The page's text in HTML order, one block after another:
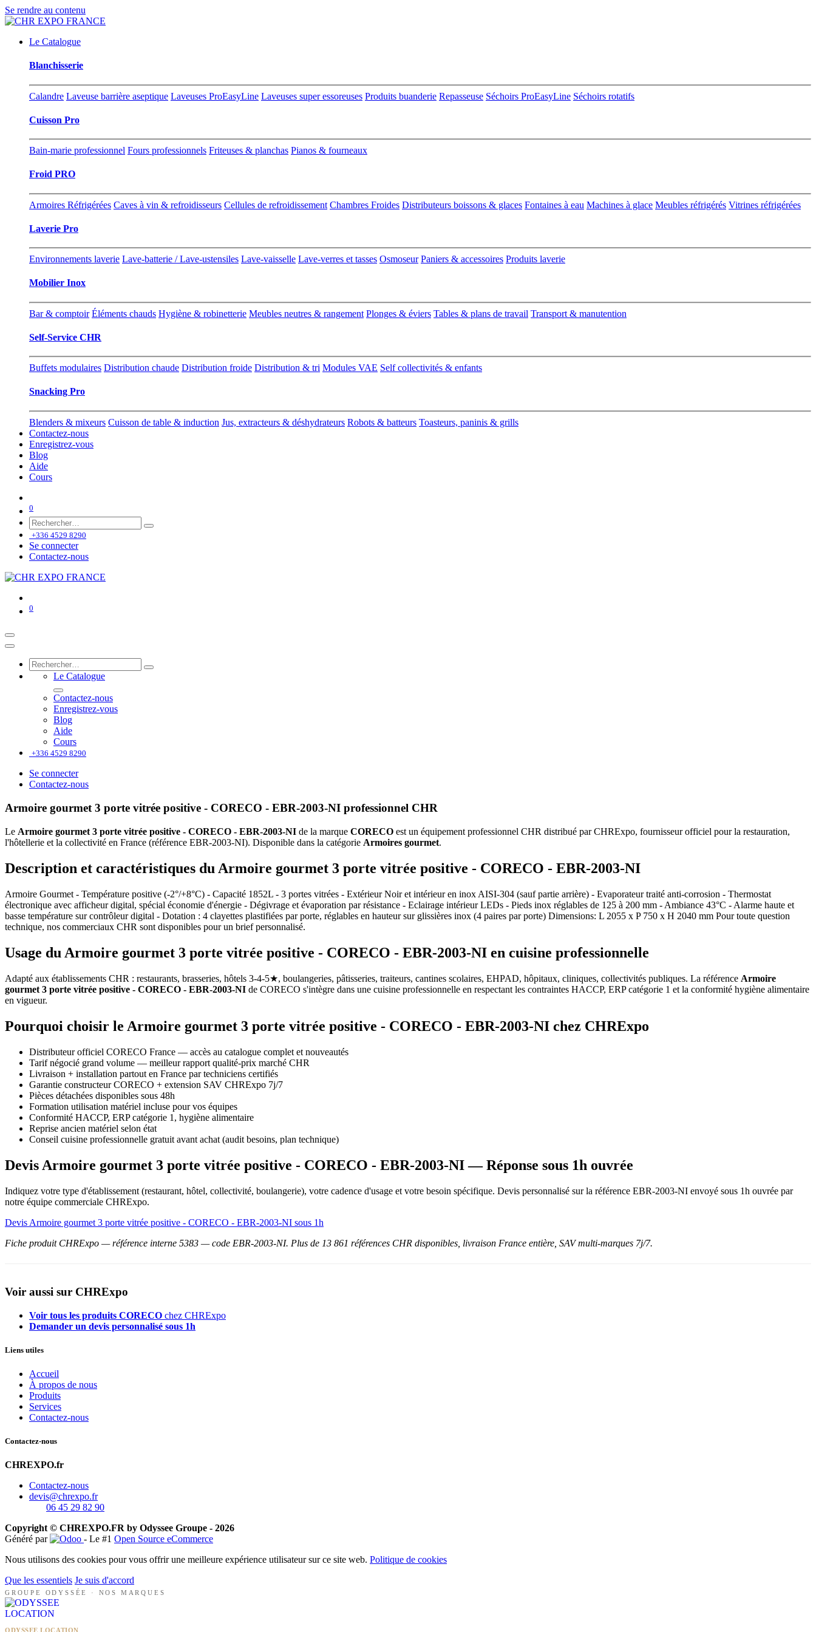
Se rendre au contenu
Le Catalogue
Blanchisserie
Calandre Laveuse barrière aseptique Laveuses ProEasyLine Laveuses super essoreuses Produits buanderie Repasseuse Séchoirs ProEasyLine Séchoirs rotatifs
Cuisson Pro
Bain-marie professionnel Fours professionnels Friteuses & planchas Pianos & fourneaux
Froid PRO
Armoires Réfrigérées Caves à vin & refroidisseurs Cellules de refroidissement Chambres Froides Distributeurs boissons & glaces Fontaines à eau Machines à glace Meubles réfrigérés Vitrines réfrigérées
Laverie Pro
Environnements laverie Lave-batterie / Lave-ustensiles Lave-vaisselle Lave-verres et tasses Osmoseur Paniers & accessoires Produits laverie
Mobilier Inox
Bar & comptoir Éléments chauds Hygiène & robinetterie Meubles neutres & rangement Plonges & éviers Tables & plans de travail Transport & manutention
Self-Service CHR
Buffets modulaires Distribution chaude Distribution froide Distribution & tri Modules VAE Self collectivités & enfants
Snacking Pro
Blenders & mixeurs Cuisson de table & induction Jus, extracteurs & déshydrateurs Robots & batteurs Toasteurs, paninis & grills
Contactez-nous
Enregistrez-vous
Blog
Aide
Cours
0
+336 4529 8290
Se connecter
Contactez-nous
0
Le Catalogue
Contactez-nous
Enregistrez-vous
Blog
Aide
Cours
+336 4529 8290
Se connecter
Contactez-nous
Armoire gourmet 3 porte vitrée positive - CORECO - EBR-2003-NI professionnel CHR
Le Armoire gourmet 3 porte vitrée positive - CORECO - EBR-2003-NI de la marque CORECO est un équipement professionnel CHR distribué par CHRExpo, fournisseur officiel pour la restauration,
l'hôtellerie et la collectivité en France (référence EBR-2003-NI). Disponible dans la catégorie Armoires gourmet.
Description et caractéristiques du Armoire gourmet 3 porte vitrée positive - CORECO - EBR-2003-NI
Armoire Gourmet - Température positive (-2°/+8°C) - Capacité 1852L - 3 portes vitrées - Extérieur Noir et intérieur en inox AISI-304 (sauf partie arrière) - Evaporateur traité anti-corrosion - Thermostat
électronique avec afficheur digital, spécial économie d'énergie - Dégivrage et évaporation par résistance - Eclairage intérieur LEDs - Pieds inox réglables de 125 à 200 mm - Ambiance 43°C - Alarme haute et
basse température sur contrôleur digital - Dotation : 4 clayettes plastifiées par porte, réglables en hauteur sur glissières inox (4 paires par porte) Dimensions: L 2055 x P 750 x H 2040 mm Pour toute question
technique, nos commerciaux CHR sont disponibles pour un brief personnalisé.
Usage du Armoire gourmet 3 porte vitrée positive - CORECO - EBR-2003-NI en cuisine professionnelle
Adapté aux établissements CHR : restaurants, brasseries, hôtels 3-4-5★, boulangeries, pâtisseries, traiteurs, cantines scolaires, EHPAD, hôpitaux, cliniques, collectivités publiques. La référence Armoire
gourmet 3 porte vitrée positive - CORECO - EBR-2003-NI de CORECO s'intègre dans une cuisine professionnelle en respectant les contraintes HACCP, ERP catégorie 1 et la conformité hygiène alimentaire
en vigueur.
Pourquoi choisir le Armoire gourmet 3 porte vitrée positive - CORECO - EBR-2003-NI chez CHRExpo
Distributeur officiel CORECO France — accès au catalogue complet et nouveautés
Tarif négocié grand volume — meilleur rapport qualité-prix marché CHR
Livraison + installation partout en France par techniciens certifiés
Garantie constructeur CORECO + extension SAV CHRExpo 7j/7
Pièces détachées disponibles sous 48h
Formation utilisation matériel incluse pour vos équipes
Conformité HACCP, ERP catégorie 1, hygiène alimentaire
Reprise ancien matériel selon état
Conseil cuisine professionnelle gratuit avant achat (audit besoins, plan technique)
Devis Armoire gourmet 3 porte vitrée positive - CORECO - EBR-2003-NI — Réponse sous 1h ouvrée
Indiquez votre type d'établissement (restaurant, hôtel, collectivité, boulangerie), votre cadence d'usage et votre besoin spécifique. Devis personnalisé sur la référence EBR-2003-NI envoyé sous 1h ouvrée par
notre équipe commerciale CHRExpo.
Devis Armoire gourmet 3 porte vitrée positive - CORECO - EBR-2003-NI sous 1h
Fiche produit CHRExpo — référence interne 5383 — code EBR-2003-NI. Plus de 13 861 références CHR disponibles, livraison France entière, SAV multi-marques 7j/7.
Voir aussi sur CHRExpo
Voir tous les produits CORECO chez CHRExpo
Demander un devis personnalisé sous 1h
Liens utiles
Accueil
À propos de nous
Produits
Services
Contactez-nous
Contactez-nous
CHREXPO.fr
Contactez-nous
devis@chrexpo.fr
06 45 29 82 90
Copyright © CHREXPO.FR by Odyssee Groupe - 2026
Généré par
- Le #1 Open Source eCommerce
Nous utilisons des cookies pour vous offrir une meilleure expérience utilisateur sur ce site web. Politique de cookies
Que les essentiels Je suis d'accord
GROUPE ODYSSÉE · NOS MARQUES
ODYSSEE LOCATION